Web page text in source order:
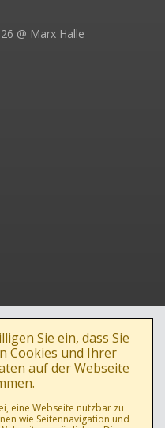
@ Marx Halle
Sie ein, dass Sie
Cookies und Ihrer
auf der Webseite
eine Webseite nutzbar zu
wie Seitennavigation und